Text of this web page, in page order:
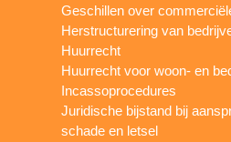
Geschillen over
Herstructurering van
Huurrecht
Huurrecht voor woon- en
Incassoprocedures
Juridische bijstand bij
schade en letsel